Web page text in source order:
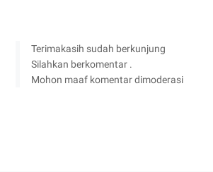
Terimakasih sudah berkunjung
Silahkan berkomentar .
Mohon maaf komentar dimoderasi